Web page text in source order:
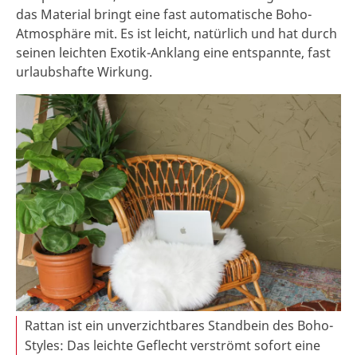
das Material bringt eine fast automatische Boho-
Atmosphäre mit. Es ist leicht, natürlich und hat durch
seinen leichten Exotik-Anklang eine entspannte, fast
urlaubshafte Wirkung.
Rattan ist ein unverzichtbares Standbein des Boho-
Styles: Das leichte Geflecht verströmt sofort eine